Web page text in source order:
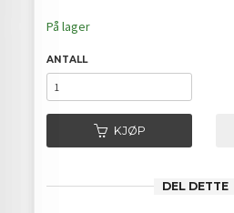
På lager
ANTALL
KJØP
DEL DETTE